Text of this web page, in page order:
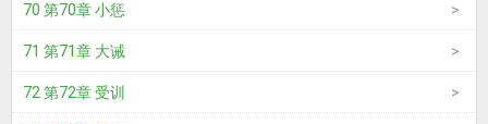
70 第70章 小惩
71 第71章 大诫
72 第72章 受训